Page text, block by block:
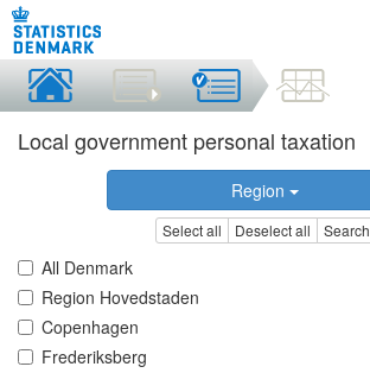
Local government personal taxation
Region
Select all Deselect all Search
All Denmark
Region Hovedstaden
Copenhagen
Frederiksberg